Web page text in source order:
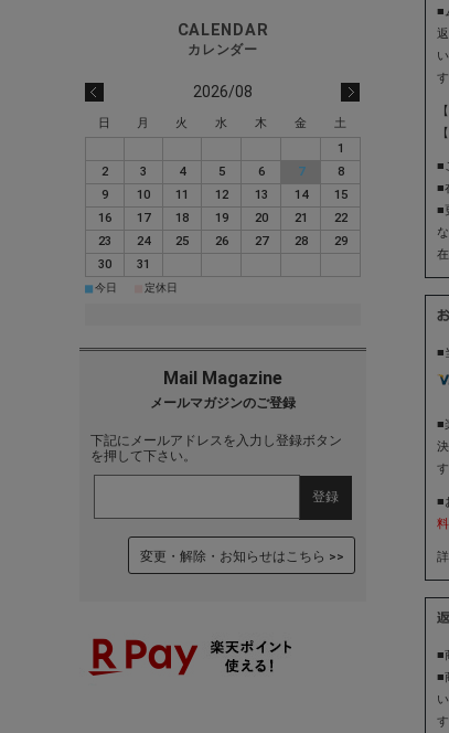
■
す
■
■
■
■
■
す
■
■
■
2026/08
日 月 火 水 木 金
土
1
2
3 4 5 6 7
8
9
10 11 12 13 14
15
16
17 18 19 20 21
22
23
24 25 26 27 28
29
30
31
■今日 定休日
下記にメールアドレスを入力し登録ボタン
を押して下さい。
変更・解除・お知らせはこちら